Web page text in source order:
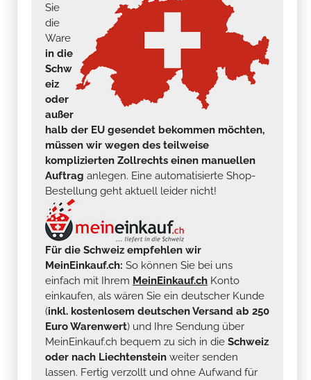
Sie
die
Ware
in die
Schw
eiz
oder
außer
halb der EU gesendet bekommen möchten,
müssen wir wegen des teilweise
komplizierten Zollrechts einen manuellen
Auftrag anlegen. Eine automatisierte Shop-
Bestellung geht aktuell leider nicht!
Für die Schweiz empfehlen wir
MeinEinkauf.ch: So können Sie bei uns
einfach mit Ihrem MeinEinkauf.ch Konto
einkaufen, als wären Sie ein deutscher Kunde
(inkl. kostenlosem deutschen Versand ab 250
Euro Warenwert) und Ihre Sendung über
MeinEinkauf.ch bequem zu sich in die Schweiz
oder nach Liechtenstein weiter senden
lassen. Fertig verzollt und ohne Aufwand für